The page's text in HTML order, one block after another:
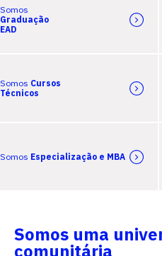
Somos
Graduação
EAD
Somos Cursos
Técnicos
Somos Especialização e MBA
Somos uma
comunitária